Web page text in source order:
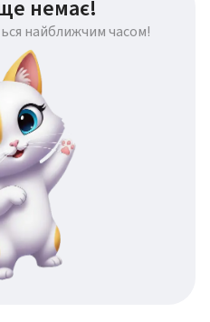
немає!
найближчим часом!